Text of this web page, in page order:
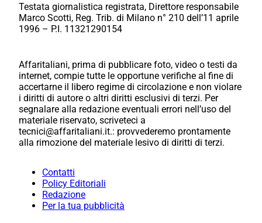
Testata giornalistica registrata, Direttore responsabile
Marco Scotti, Reg. Trib. di Milano n° 210 dell’11 aprile
1996 – P.I. 11321290154
Affaritaliani, prima di pubblicare foto, video o testi da
internet, compie tutte le opportune verifiche al fine di
accertarne il libero regime di circolazione e non violare
i diritti di autore o altri diritti esclusivi di terzi. Per
segnalare alla redazione eventuali errori nell’uso del
materiale riservato, scriveteci a
tecnici@affaritaliani.it.: provvederemo prontamente
alla rimozione del materiale lesivo di diritti di terzi.
Contatti
Policy Editoriali
Redazione
Per la tua pubblicità